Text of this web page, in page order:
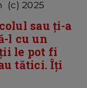
(c) 2025
sau ți-a
l cu un
le pot fi
tătici. Îți